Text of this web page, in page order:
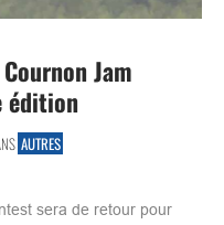
Jam
édition
AUTRES
sera de retour pour